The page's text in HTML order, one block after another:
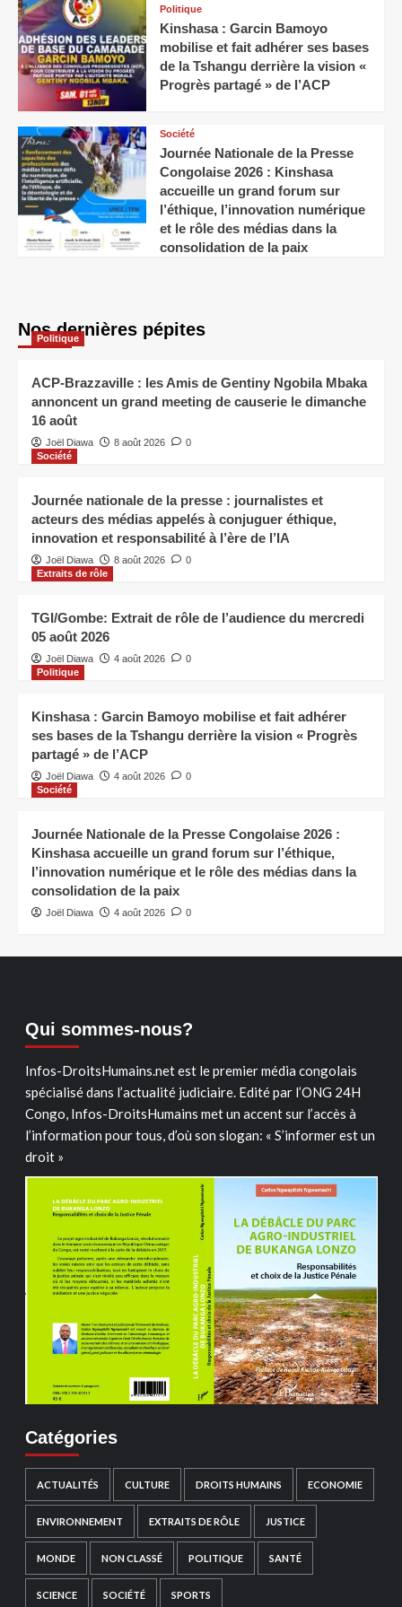
Politique
Kinshasa : Garcin Bamoyo
mobilise et fait adhérer ses bases
de la Tshangu derrière la vision «
Progrès partagé » de l’ACP
Société
Journée Nationale de la Presse
Congolaise 2026 : Kinshasa
accueille un grand forum sur
l’éthique, l’innovation numérique
et le rôle des médias dans la
consolidation de la paix
Nos dernières pépites
Politique
ACP-Brazzaville : les Amis de Gentiny Ngobila Mbaka
annoncent un grand meeting de causerie le dimanche
16 août
Joël Diawa 8 août 2026
0
Société
Journée nationale de la presse : journalistes et
acteurs des médias appelés à conjuguer éthique,
innovation et responsabilité à l’ère de l’IA
Joël Diawa 8 août 2026
0
Extraits de rôle
TGI/Gombe: Extrait de rôle de l’audience du mercredi
05 août 2026
Joël Diawa 4 août 2026
0
Politique
Kinshasa : Garcin Bamoyo mobilise et fait adhérer
ses bases de la Tshangu derrière la vision « Progrès
partagé » de l’ACP
Joël Diawa 4 août 2026
0
Société
Journée Nationale de la Presse Congolaise 2026 :
Kinshasa accueille un grand forum sur l’éthique,
l’innovation numérique et le rôle des médias dans la
consolidation de la paix
Joël Diawa 4 août 2026 0
Qui sommes-nous?
Infos-DroitsHumains.net est le premier média congolais
spécialisé dans l’actualité judiciaire. Edité par l’ONG 24H
Congo, Infos-DroitsHumains met un accent sur l’accès à
l’information pour tous, d’où son slogan: « S’informer est un
droit »
Catégories
ACTUALITÉS CULTURE DROITS HUMAINS ECONOMIE
ENVIRONNEMENT EXTRAITS DE RÔLE JUSTICE
MONDE NON CLASSÉ POLITIQUE SANTÉ
SCIENCE SOCIÉTÉ SPORTS